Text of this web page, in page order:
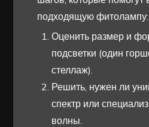
подходящую фитолампу:
Оценить размер и
подсветки (один
стеллаж).
Решить, нужен ли
спектр или
волны.